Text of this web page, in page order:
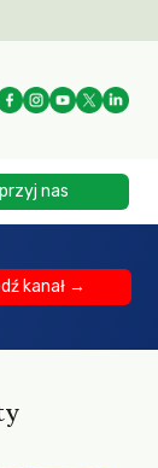
nas
kanał →